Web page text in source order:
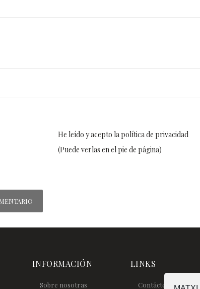
He leído y acepto la política de privacidad
(Puede verlas en el pie de página)
INFORMACIÓN
Sobre nosotras
LINKS
Contáctenos